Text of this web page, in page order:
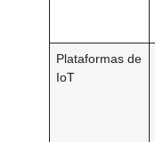
Plataformas de
IoT